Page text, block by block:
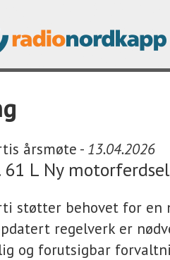
årsmøte - 13.04.2026
61 L Ny
støtter behovet for en
regelverk er
og forutsigbar